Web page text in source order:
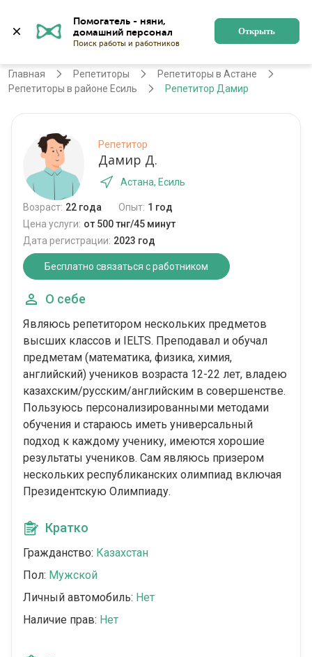
Помогатель - няни,
Поиск работы и работников
Открыть
Астана Регистрация
Главная Репетиторы
Репетиторы в Астане
Репетиторы в районе Есиль
Репетитор Дамир
Репетитор
Дамир Д.
Астана, Есиль
Возраст: 22 года Опыт: 1 год
Цена услуги: от 500 тнг/45 минут
Дата регистрации: 2023 год
Бесплатно связаться с работником
О себе
Являюсь репетитором нескольких предметов
высших классов и IELTS. Преподавал и обучал
предметам (математика, физика, химия,
английский) учеников возраста 12-22 лет, владею
казахским/русским/английским в совершенстве.
Пользуюсь персонализированными методами
обучения и стараюсь иметь универсальный
подход к каждому ученику, имеются хорошие
результаты учеников. Сам являюсь призером
нескольких республиканских олимпиад включая
Президентскую Олимпиаду.
Кратко
Гражданство: Казахстан
Пол: Мужской
Личный автомобиль: Нет
Наличие прав: Нет